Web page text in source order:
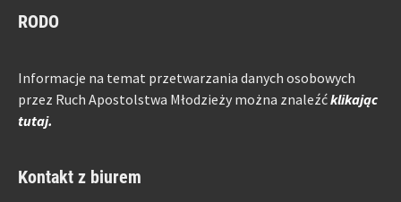
RODO
Informacje na temat przetwarzania danych osobowych
przez Ruch Apostolstwa Młodzieży można znaleźćklikając
tutaj.
Kontakt z biurem